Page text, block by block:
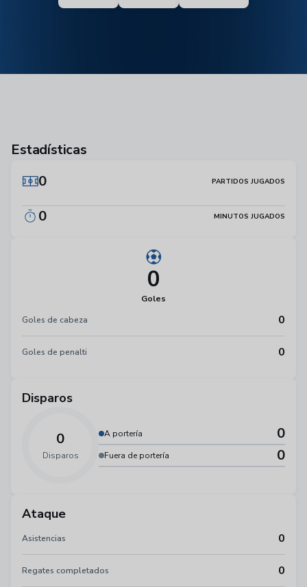
Estadísticas
0
PARTIDOS JUGADOS
0 MINUTOS JUGADOS
0
Goles
Goles de cabeza
0
Goles de penalti 0
Disparos
0
Disparos
A portería 0
Fuera de portería 0
Ataque
Asistencias 0
Regates completados 0